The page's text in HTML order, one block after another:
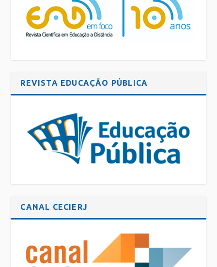
REVISTA EDUCAÇÃO PÚBLICA
CANAL CECIERJ